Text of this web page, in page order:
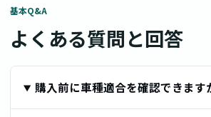
基本Q&A
よくある質問と回答
購入前に車種適合を確認できます